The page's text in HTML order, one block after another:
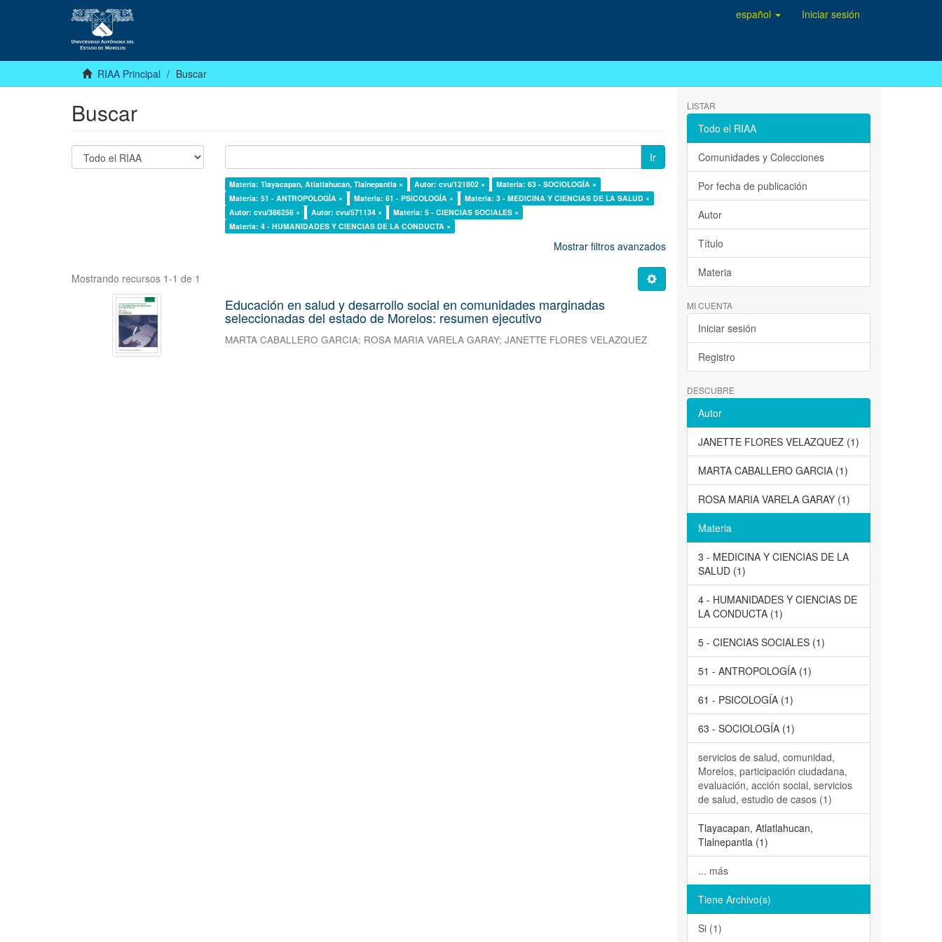
español Iniciar sesión
RIAA Principal Buscar
Buscar
Ir
Materia: Tlayacapan, Atlatlahucan, Tlalnepantla × Autor: cvu/121802 ×
Materia: 63 - SOCIOLOGÍA ×
Materia: 51 - ANTROPOLOGÍA ×
Materia: 61 - PSICOLOGÍA ×
Materia: 3 - MEDICINA Y CIENCIAS DE LA SALUD ×
Autor: cvu/386256 ×
Autor: cvu/571134 ×
Materia: 5 - CIENCIAS SOCIALES ×
Materia: 4 - HUMANIDADES Y CIENCIAS DE LA CONDUCTA ×
Mostrar filtros avanzados
Mostrando recursos 1-1 de 1
Educación en salud y desarrollo social en comunidades marginadas
seleccionadas del estado de Morelos: resumen ejecutivo
MARTA CABALLERO GARCIA; ROSA MARIA VARELA GARAY;JANETTE FLORES VELAZQUEZ
LISTAR
Todo el RIAA
Comunidades y Colecciones
Por fecha de publicación
Autor
Título
Materia
MI CUENTA
Iniciar sesión
Registro
DESCUBRE
Autor
JANETTE FLORES VELAZQUEZ (1)
MARTA CABALLERO GARCIA (1)
ROSA MARIA VARELA GARAY (1)
Materia
3 - MEDICINA Y CIENCIAS DE LA
SALUD (1)
4 - HUMANIDADES Y CIENCIAS DE
LA CONDUCTA (1)
5 - CIENCIAS SOCIALES (1)
51 - ANTROPOLOGÍA (1)
61 - PSICOLOGÍA (1)
63 - SOCIOLOGÍA (1)
servicios de salud, comunidad,
Morelos, participación ciudadana,
evaluación, acción social, servicios
de salud, estudio de casos (1)
Tlayacapan, Atlatlahucan,
Tlalnepantla (1)
... más
Tiene Archivo(s)
Si (1)